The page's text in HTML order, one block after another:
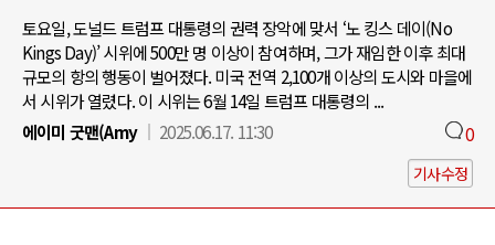
토요일, 도널드 트럼프 대통령의 권력 장악에 맞서 ‘노 킹스 데이(No
Kings Day)’ 시위에 500만 명 이상이 참여하며, 그가 재임한 이후 최대
규모의 항의 행동이 벌어졌다. 미국 전역 2,100개 이상의 도시와 마을에
서 시위가 열렸다. 이 시위는 6월 14일 트럼프 대통령의 ...
에이미 굿맨(Amy
2025.06.17. 11:30 0
기사수정